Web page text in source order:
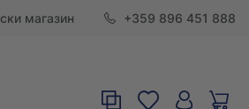
магазин +359 896 451 888